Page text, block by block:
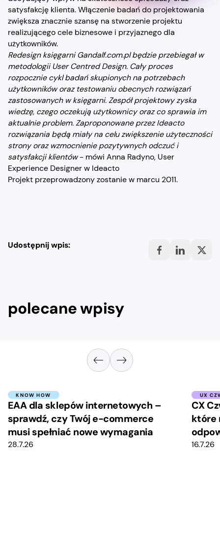
satysfakcję klienta. Włączenie badań do projektowania
zwiększa znacznie szansę na stworzenie projektu
realizującego cele biznesowe i przyjaznego dla
użytkowników.
Redesign księgarni Gandalf.com.pl będzie przebiegał w
metodologii User Centred Design. Cały proces
rozpocznie cykl badań skupionych na potrzebach
użytkowników oraz testowaniu obecnych rozwiązań
zastosowanych w księgarni. Zespół projektowy zyska
wiedzę, czego oczekują użytkownicy oraz co sprawia im
aktualnie problem. Zaproponowane przez Ideacto
rozwiązania będą miały na celu zwiększenie użyteczności
strony oraz wzmocnienie pozytywnych odczuć i
satysfakcji klientów- mówi Anna Radyno, User
Experience Designer w Ideacto
Projekt przeprowadzony zostanie w marcu 2011.
Udostępnij wpis:
polecane wpisy
KNOW HOW
EAA dla sklepów internetowych –
sprawdź, czy Twój e-commerce
musi spełniać nowe wymagania
28.7.26
UX
CX
które
16.7.26